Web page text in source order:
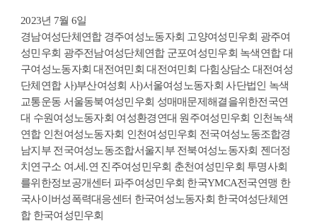
2023년 7월 6일
경남여성단체연합 경주여성노동자회 고양여성민우회 광주여
성민우회 광주전남여성단체연합 군포여성민우회 녹색연합 대
구여성노동자회 대전여민회 대전여민회 다힘상담소 대전여성
단체연합 사)부산여성회 사)서울여성노동자회 사단법인 녹색
교통운동 서울동북여성민우회 성매매문제해결을위한전국연
대 수원여성노동자회 여성환경연대 원주여성민우회 인천녹색
연합 인천여성노동자회 인천여성민우회 전국여성노동조합경
남지부 전국여성노동조합서울지부 전북여성노동자회 젠더정
치연구소 여.세.연 진주여성민우회 춘천여성민우회 투명사회
를위한정보공개센터 파주여성민우회 한국YMCA전국연맹 한
국사이버성폭력대응센터 한국여성노동자회 한국여성단체연
합 한국여성민우회